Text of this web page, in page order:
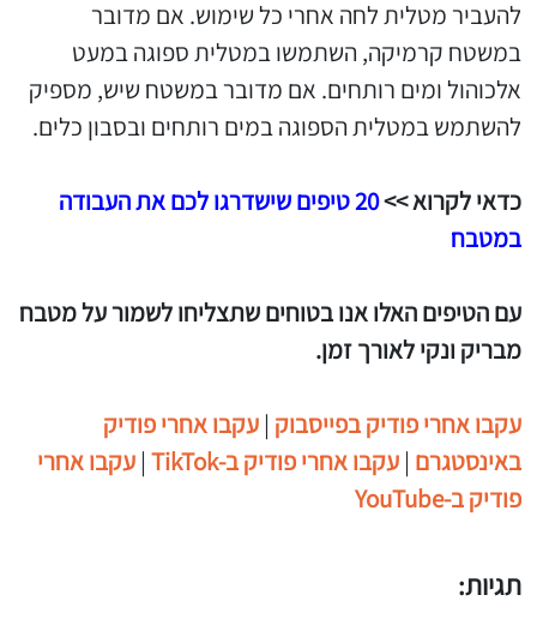
להעביר מטלית לחה אחרי כל שימוש. אם מדובר
במשטח קרמיקה, השתמשו במטלית ספוגה במעט
אלכוהול ומים רותחים. אם מדובר במשטח שיש, מספיק
להשתמש במטלית הספוגה במים רותחים ובסבון כלים.
כדאי לקרוא >>
20 טיפים שישדרגו לכם את העבודה
במטבח
עם הטיפים האלו אנו בטוחים שתצליחו לשמור על מטבח
מבריק ונקי לאורך זמן.
עקבו אחרי פודיק בפייסבוק | עקבו אחרי פודיק
באינסטגרם | עקבו אחרי פודיק ב-TikTok | עקבו אחרי
פודיק ב-YouTube
תגיות: